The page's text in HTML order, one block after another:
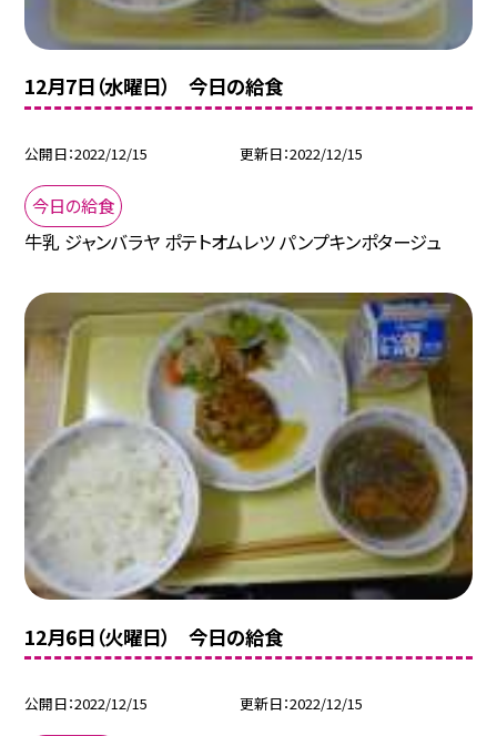
12月7日（水曜日） 今日の給食
公開日 2022/12/15 更新日 2022/12/15
今日の給食
牛乳 ジャンバラヤ ポテトオムレツ パンプキンポタージュ
12月6日（火曜日） 今日の給食
公開日 2022/12/15 更新日 2022/12/15